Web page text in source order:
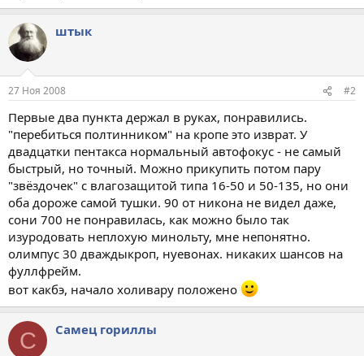
штык
27 Ноя 2008 #2
Первые два пункта держал в руках, понравились.
"перебиться полтинником" на кропе это изврат. У
двадцатки пентакса нормальный автофокус - не самый
быстрый, но точный. Можно прикупить потом пару
"звёздочек" с влагозащитой типа 16-50 и 50-135, но они
оба дороже самой тушки. 90 от никона не видел даже,
сони 700 не понравилась, как можно было так
изуродовать неплохую минольту, мне непонятно.
олимпус 30 дваждыкроп, нуевонах. никаких шансов на
фуллфрейм.
вот какбэ, начало холивару положено
С Самец гориллы